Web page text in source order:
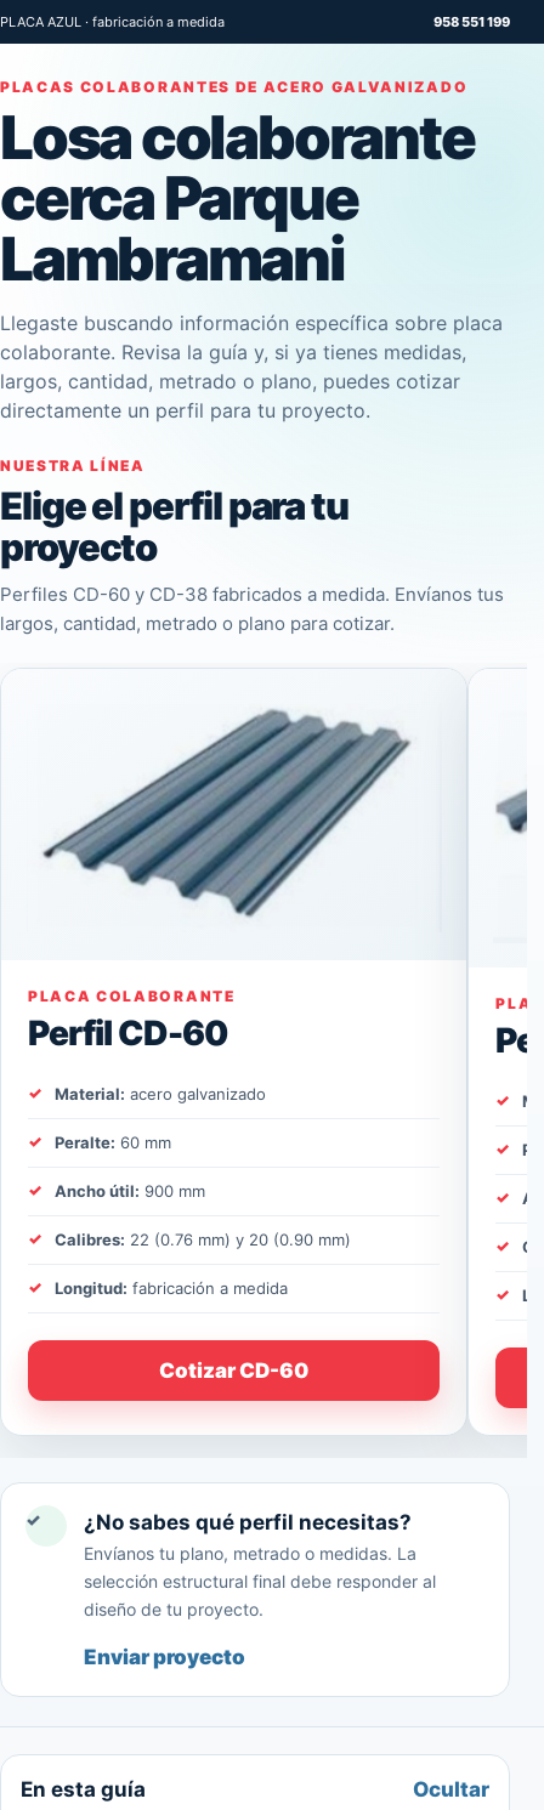
PLACA AZUL · fabricación a medida 958 551 199
PLACAS COLABORANTES DE ACERO GALVANIZADO
Losa colaborante
cerca Parque
Lambramani
Llegaste buscando información específica sobre placa
colaborante. Revisa la guía y, si ya tienes medidas,
largos, cantidad, metrado o plano, puedes cotizar
directamente un perfil para tu proyecto.
NUESTRA LÍNEA
Elige el perfil para tu
proyecto
Perfiles CD-60 y CD-38 fabricados a medida. Envíanos tus
largos, cantidad, metrado o plano para cotizar.
PLACA COLABORANTE
Perfil CD-60
Material: acero galvanizado
Peralte: 60 mm
Ancho útil: 900 mm
Calibres: 22 (0.76 mm) y 20 (0.90 mm)
Longitud: fabricación a medida
Cotizar CD-60
✓ ¿No sabes qué perfil necesitas?
Envíanos tu plano, metrado o medidas. La
selección estructural final debe responder al
diseño de tu proyecto.
Enviar proyecto
En esta guía Ocultar